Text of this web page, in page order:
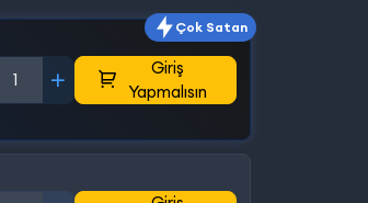
Çok Satan
Giriş
Yapmalısın